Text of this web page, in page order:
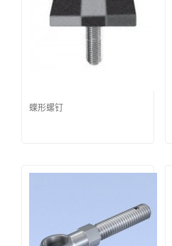
蝶形螺钉